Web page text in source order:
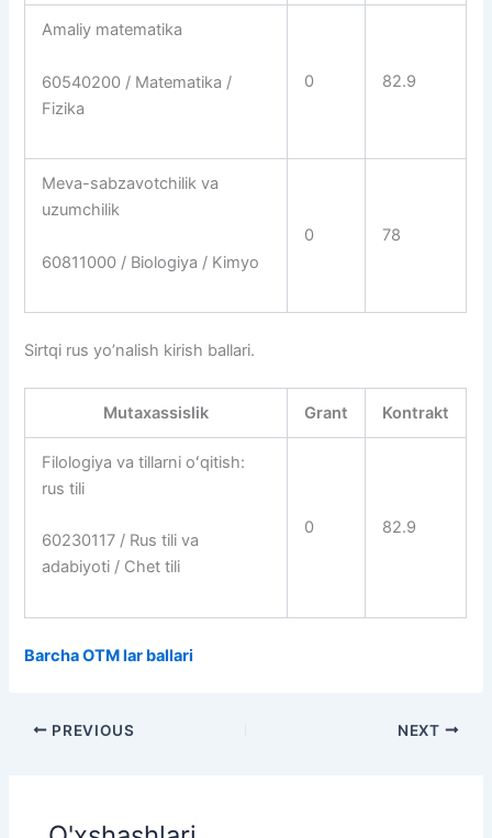
Amaliy matematika
60540200 / Matematika /
Fizika
0 82.9
Meva-sabzavotchilik va
uzumchilik
60811000 / Biologiya / Kimyo
0 78
Sirtqi rus yo’nalish kirish ballari.
Mutaxassislik Grant Kontrakt
Filologiya va tillarni oʻqitish:
rus tili
60230117 / Rus tili va
adabiyoti / Chet tili
0 82.9
Barcha OTM lar ballari
PREVIOUS NEXT